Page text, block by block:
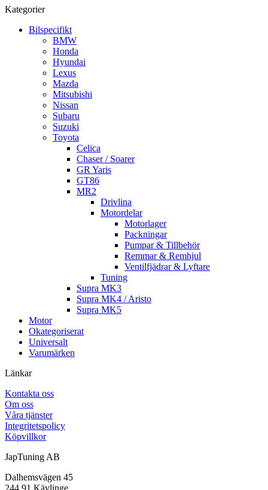
Kategorier
Bilspecifikt
BMW
Honda
Hyundai
Lexus
Mazda
Mitsubishi
Nissan
Subaru
Suzuki
Toyota
Celica
Chaser / Soarer
GR Yaris
GT86
MR2
Drivlina
Motordelar
Motorlager
Packningar
Pumpar & Tillbehör
Remmar & Remhjul
Ventilfjädrar & Lyftare
Tuning
Supra MK3
Supra MK4 / Aristo
Supra MK5
Motor
Okategoriserat
Universalt
Varumärken
Länkar
Kontakta oss
Om oss
Våra tjänster
Integritetspolicy
Köpvillkor
JapTuning AB
Dalhemsvägen 45
244 91 Kävlinge